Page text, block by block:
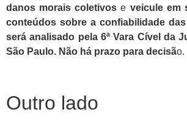
danos morais coletivose veicule em
conteúdos sobre a confiabilidade
será analisado pela 6ª Vara Cível da
São Paulo. Não há prazo para decisão.
Outro lado